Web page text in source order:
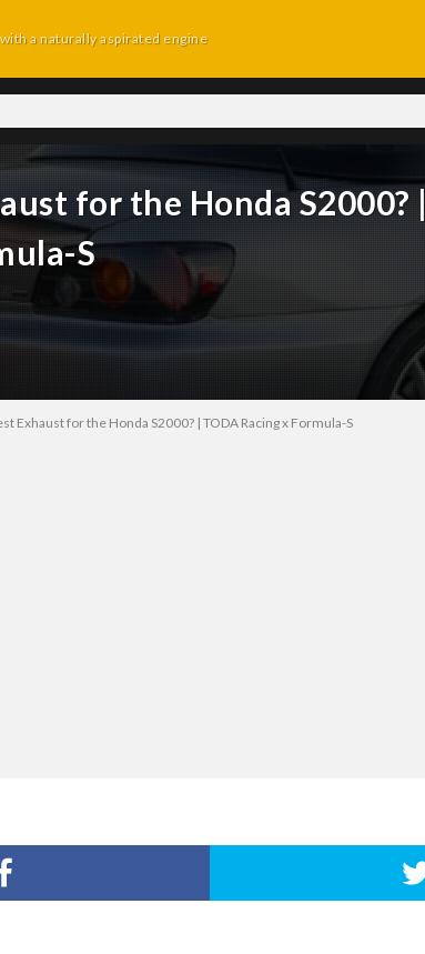
a naturally aspirated engine
for the Honda S2000?
S
Exhaust for the Honda S2000? | TODA Racing x Formula-S